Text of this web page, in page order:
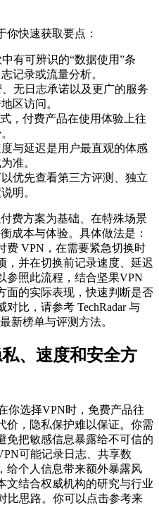
你快速获取要点：
有可辨识的“数据使用”条
记录或流量分析。
无日志承诺以及更广的服务
区访问。
，付费产品在使用体验上往
与延迟是用户最直观的体感
准。
优先查看第三方评测、独立
明。
费方案为基础、在特殊场景
成本与体验。具体做法是：
费 VPN，在需要紧急切换时
，并在切换前记录速度、延迟
参照此流程，结合坚果VPN
面的实际表现，快速判断是否
比，请参考 TechRadar 与
新榜单与评测方法。
、速度和安全方
你选择VPN时，免费产品往
价，隐私保护难以保证。你需
免把敏感信息暴露给不可信的
可能记录日志、共享数
给个人信息带来额外暴露风
文结合权威机构的研究与行业
比思路。你可以点击参考来